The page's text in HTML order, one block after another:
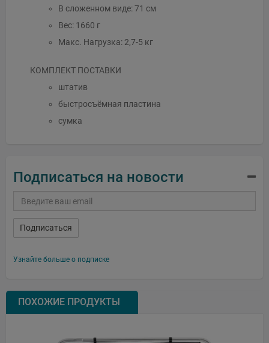
В сложенном виде: 71 см
Вес: 1660 г
Макс. Нагрузка: 2,7-5 кг
КОМПЛЕКТ ПОСТАВКИ
штатив
быстросъёмная пластина
сумка
Подписаться на новости
Подписаться
Узнайте больше о подписке
ПОХОЖИЕ ПРОДУКТЫ